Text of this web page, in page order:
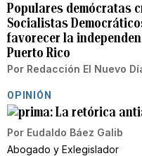
Populares demócratas
Socialistas
favorecer la
Puerto Rico
Por Redacción El Nuevo
OPINIÓN
La retórica
Por Eudaldo Báez Galib
Abogado y Exlegislador